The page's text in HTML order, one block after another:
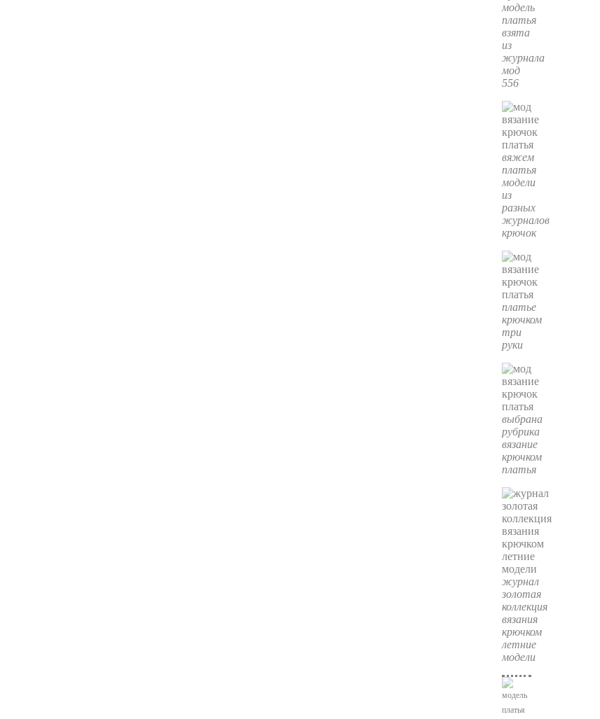
модель
платья
взята
из
журнала
мод
556
вяжем
платья
модели
из
разных
журналов
крючок
платье
крючком
три
руки
выбрана
рубрика
вязание
крючком
платья
журнал
золотая
коллекция
вязания
крючком
летние
модели